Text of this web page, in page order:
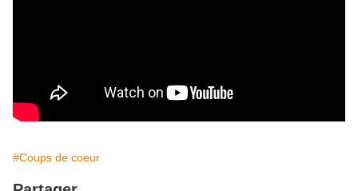
#Coups de coeur